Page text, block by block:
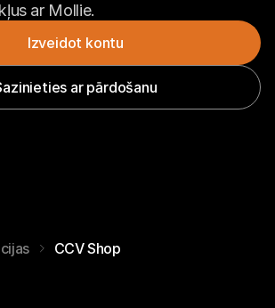
ar Mollie.
Izveidot kontu
ar pārdošanu
CCV Shop